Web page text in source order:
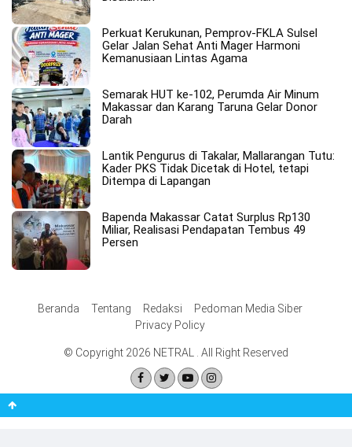
Perkuat Kerukunan, Pemprov-FKLA Sulsel
Gelar Jalan Sehat Anti Mager Harmoni
Kemanusiaan Lintas Agama
Semarak HUT ke-102, Perumda Air Minum
Makassar dan Karang Taruna Gelar Donor
Darah
Lantik Pengurus di Takalar, Mallarangan Tutu:
Kader PKS Tidak Dicetak di Hotel, tetapi
Ditempa di Lapangan
Bapenda Makassar Catat Surplus Rp130
Miliar, Realisasi Pendapatan Tembus 49
Persen
Beranda Tentang Redaksi
Pedoman Media Siber
Privacy Policy
© Copyright 2026 NETRAL . All Right Reserved